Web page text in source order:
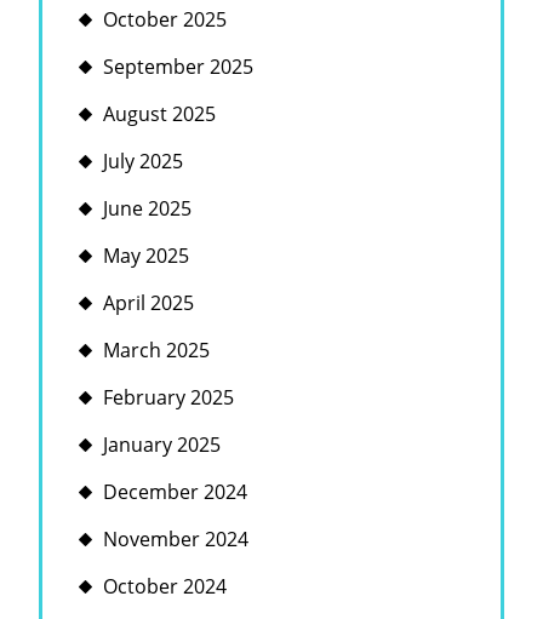
October 2025
September 2025
August 2025
July 2025
June 2025
May 2025
April 2025
March 2025
February 2025
January 2025
December 2024
November 2024
October 2024